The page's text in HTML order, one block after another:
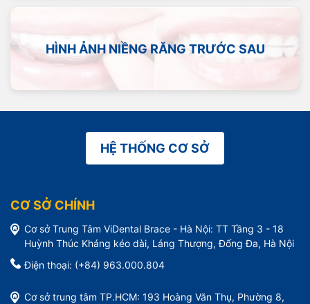
HÌNH ẢNH NIỀNG RĂNG TRƯỚC SAU
HỆ THỐNG CƠ SỞ
CƠ SỞ CHÍNH
Cơ sở Trung Tâm ViDental Brace - Hà Nội: TT Tầng 3 - 18
Huỳnh Thúc Kháng kéo dài, Láng Thượng, Đống Đa, Hà Nội
Điện thoại: (+84) 963.000.804
Cơ sở trung tâm TP.HCM: 193 Hoàng Văn Thụ, Phường 8,